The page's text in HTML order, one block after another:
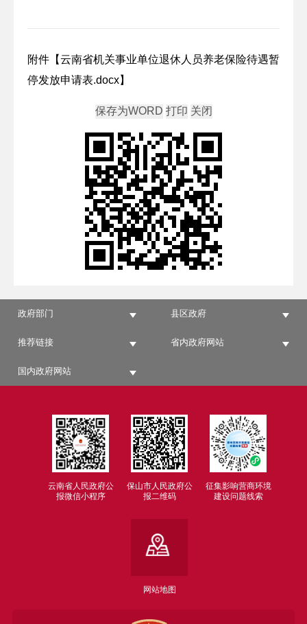
附件【云南省机关事业单位退休人员养老保险待遇暂
停发放申请表.docx】
政府部门 县区政府
推荐链接 省内政府网站
国内政府网站
云南省人民政府公
报微信小程序
保山市人民政府公
报二维码
征集影响营商环境
建设问题线索
网站地图